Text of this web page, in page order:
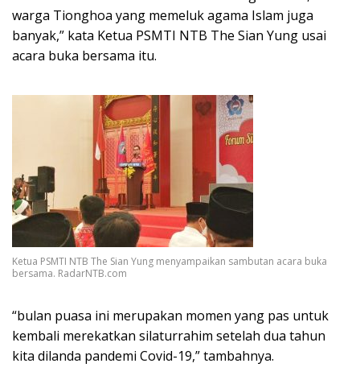
warga Tionghoa yang memeluk agama Islam juga
banyak,” kata Ketua PSMTI NTB The Sian Yung usai
acara buka bersama itu.
Ketua PSMTI NTB The Sian Yung menyampaikan sambutan acara buka
bersama. RadarNTB.com
“bulan puasa ini merupakan momen yang pas untuk
kembali merekatkan silaturrahim setelah dua tahun
kita dilanda pandemi Covid-19,” tambahnya.